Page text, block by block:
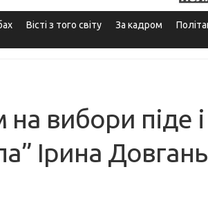
Вісті з того світу За кадром
вибори піде
Ірина Довгань